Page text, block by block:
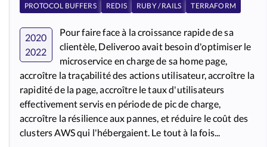
PROTOCOL BUFFERS
REDIS RUBY / RAILS TERRAFORM
2020
2022
Pour faire face à la croissance rapide de sa
clientèle, Deliveroo avait besoin d'optimiser le
microservice en charge de sa home page,
accroître la traçabilité des actions utilisateur, accroître la
rapidité de la page, accroître le taux d'utilisateurs
effectivement servis en période de pic de charge,
accroître la résilience aux pannes, et réduire le coût des
clusters AWS qui l'hébergaient. Le tout à la fois...